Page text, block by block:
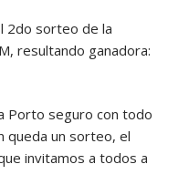
2do sorteo de la
resultando ganadora:
Porto seguro con todo
queda un sorteo, el
invitamos a todos a